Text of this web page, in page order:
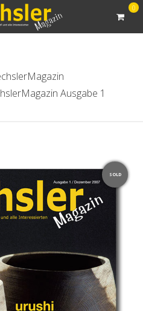
0
Ausgabe 1
SOLD